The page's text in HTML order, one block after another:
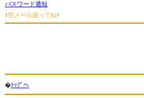
パスワード通知
↑空メール送ってね↑
�ﾄｯﾌﾟへ